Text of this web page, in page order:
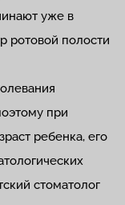
уже в
ротовой полости
при
ребенка, его
стоматолог